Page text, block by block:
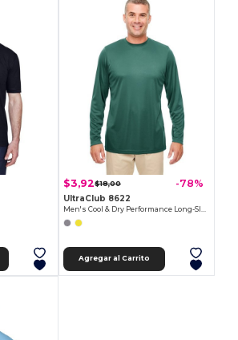
$3,92$18,00 -78%
UltraClub 8622
Agregar al Carrito